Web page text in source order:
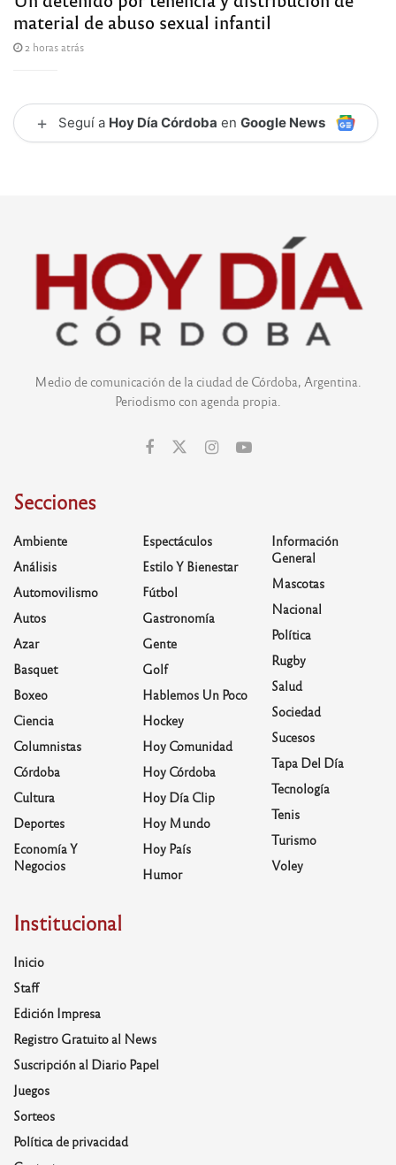
material de abuso sexual infantil
2 horas atrás
+ Seguí a Hoy Día Córdoba en Google News
Medio de comunicación de la ciudad de Córdoba, Argentina.
Periodismo con agenda propia.
Secciones
Ambiente
Análisis
Automovilismo
Autos
Azar
Basquet
Boxeo
Ciencia
Columnistas
Córdoba
Cultura
Deportes
Economía Y
Negocios
Espectáculos
Estilo Y Bienestar
Fútbol
Gastronomía
Gente
Golf
Hablemos Un Poco
Hockey
Hoy Comunidad
Hoy Córdoba
Hoy Día Clip
Hoy Mundo
Hoy País
Humor
Información
General
Mascotas
Nacional
Política
Rugby
Salud
Sociedad
Sucesos
Tapa Del Día
Tecnología
Tenis
Turismo
Voley
Institucional
Inicio
Staff
Edición Impresa
Registro Gratuito al News
Suscripción al Diario Papel
Juegos
Sorteos
Política de privacidad